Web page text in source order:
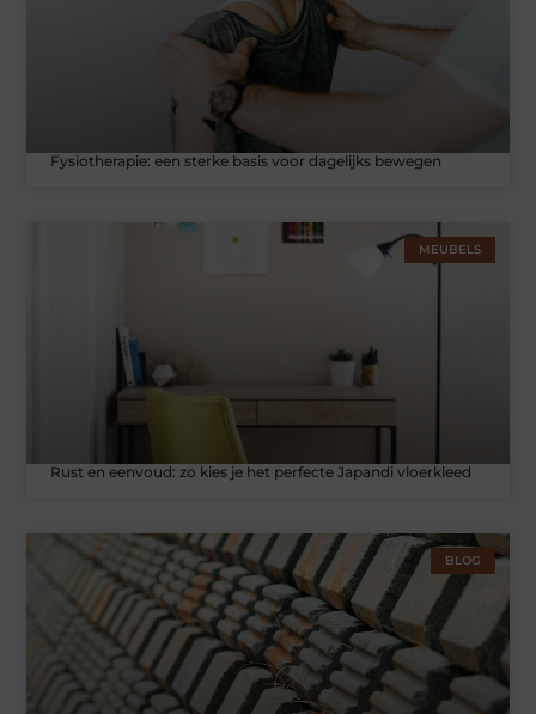
Fysiotherapie: een sterke basis voor dagelijks bewegen
MEUBELS
Rust en eenvoud: zo kies je het perfecte Japandi vloerkleed
BLOG